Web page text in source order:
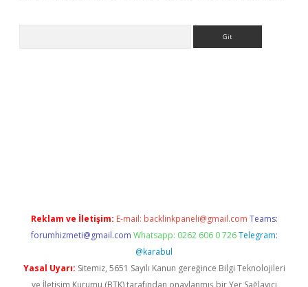
Reklam ve İletişim: E-mail: backlinkpaneli@gmail.com Teams:
forumhizmeti@gmail.com Whatsapp: 0262 606 0 726 Telegram:
@karabul
Yasal Uyarı: Sitemiz, 5651 Sayılı Kanun gereğince Bilgi Teknolojileri
ve İletişim Kurumu (BTK) tarafından onaylanmış bir Yer Sağlayıcı